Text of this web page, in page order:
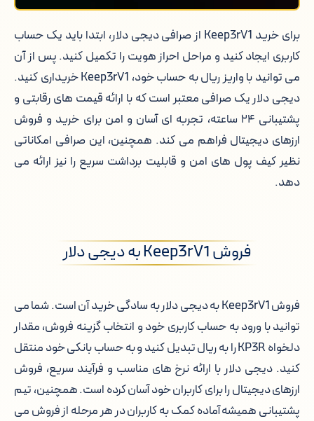
برای خرید Keep3rV1 از صرافی دیجی دلار، ابتدا باید یک حساب
کاربری ایجاد کنید و مراحل احراز هویت را تکمیل کنید. پس از آن
می توانید با واریز ریال به حساب خود، Keep3rV1 خریداری کنید.
دیجی دلار یک صرافی معتبر است که با ارائه قیمت های رقابتی و
پشتیبانی ۲۴ ساعته، تجربه ای آسان و امن برای خرید و فروش
ارزهای دیجیتال فراهم می کند. همچنین، این صرافی امکاناتی
نظیر کیف پول های امن و قابلیت برداشت سریع را نیز ارائه می
دهد.
فروش Keep3rV1 به دیجی دلار
فروش Keep3rV1 به دیجی دلار به سادگی خرید آن است. شما می
توانید با ورود به حساب کاربری خود و انتخاب گزینه فروش، مقدار
دلخواه KP3R را به ریال تبدیل کنید و به حساب بانکی خود منتقل
کنید. دیجی دلار با ارائه نرخ های مناسب و فرآیند سریع، فروش
ارزهای دیجیتال را برای کاربران خود آسان کرده است. همچنین، تیم
پشتیبانی همیشه آماده کمک به کاربران در هر مرحله از فروش می